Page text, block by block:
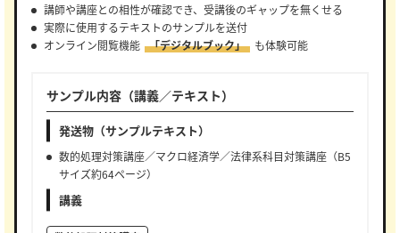
講師や講座との相性が確認でき、受講後のギャップを無くせる
実際に使用するテキストのサンプルを送付
オンライン閲覧機能 「デジタルブック」 も体験可能
サンプル内容（講義／テキスト）
発送物（サンプルテキスト）
数的処理対策講座／マクロ経済学／法律系科目対策講座（B5
サイズ約64ページ）
講義